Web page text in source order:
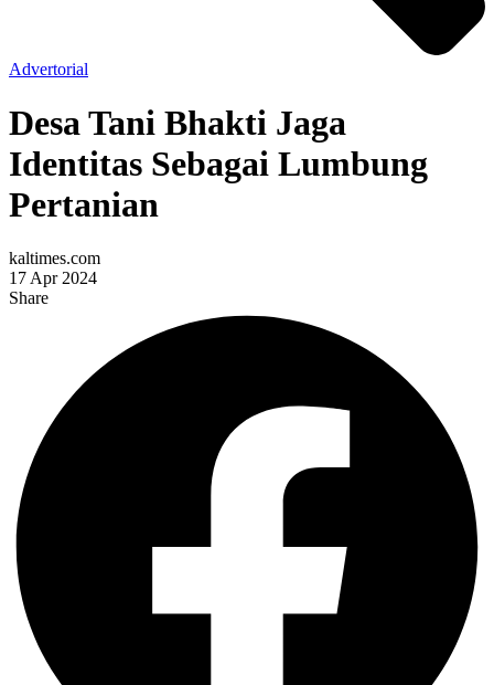
Advertorial
Desa Tani Bhakti Jaga
Identitas Sebagai Lumbung
Pertanian
kaltimes.com
17 Apr 2024
Share